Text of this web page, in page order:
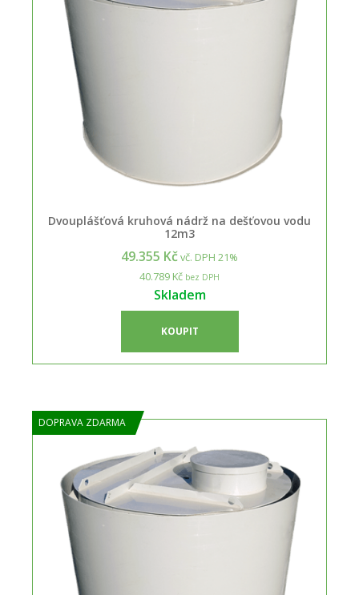
Dvouplášťová kruhová nádrž na dešťovou vodu
12m3
49.355 Kčvč. DPH 21%
40.789 Kč bez DPH
Skladem
KOUPIT
DOPRAVA ZDARMA